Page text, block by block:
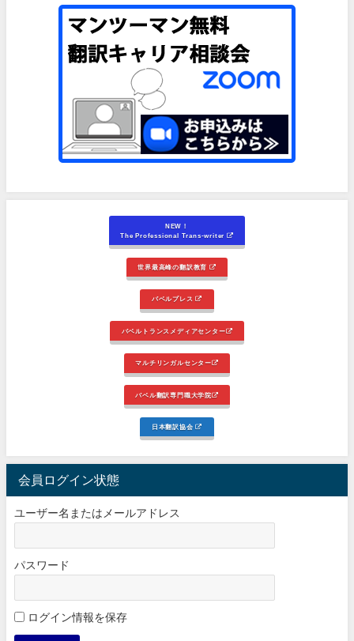
NEW！
The Professional Trans-writer
世界最高峰の翻訳教育
バベルプレス
バベルトランスメディアセンター
マルチリンガルセンター
バベル翻訳専門職大学院
日本翻訳協会
会員ログイン状態
ユーザー名またはメールアドレス
パスワード
ログイン情報を保存